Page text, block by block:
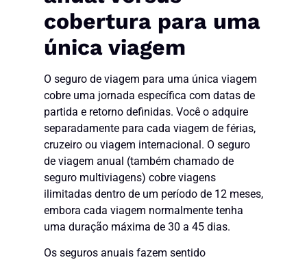
cobertura para uma
única viagem
O seguro de viagem para uma única viagem
cobre uma jornada específica com datas de
partida e retorno definidas. Você o adquire
separadamente para cada viagem de férias,
cruzeiro ou viagem internacional. O seguro
de viagem anual (também chamado de
seguro multiviagens) cobre viagens
ilimitadas dentro de um período de 12 meses,
embora cada viagem normalmente tenha
uma duração máxima de 30 a 45 dias.
Os seguros anuais fazem sentido